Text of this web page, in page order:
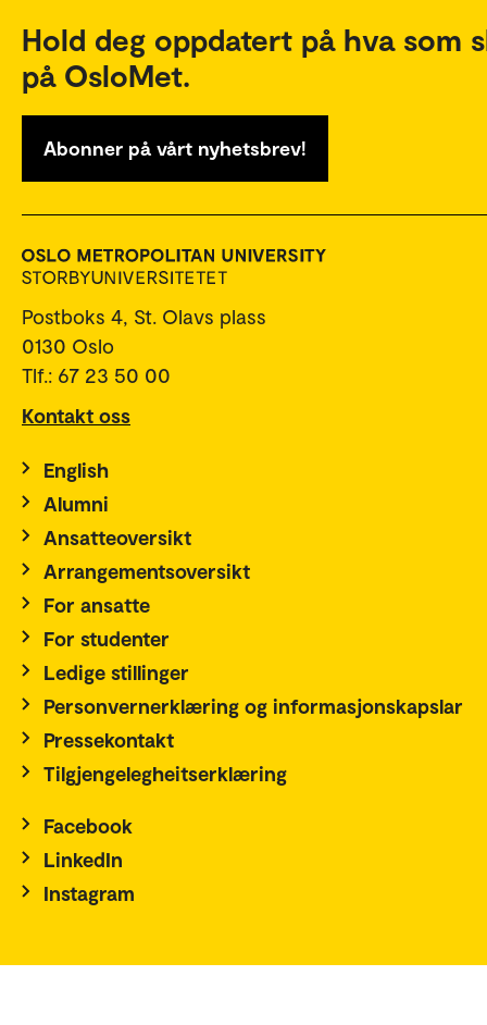
Hold deg oppdatert på hva som
på OsloMet.
Abonner på vårt nyhetsbrev!
Postboks 4, St. Olavs plass
0130 Oslo
Tlf.: 67 23 50 00
Kontakt oss
English
Alumni
Ansatteoversikt
Arrangementsoversikt
For ansatte
For studenter
Ledige stillinger
Personvernerklæring og informasjonskapslar
Pressekontakt
Tilgjengelegheitserklæring
Facebook
LinkedIn
Instagram